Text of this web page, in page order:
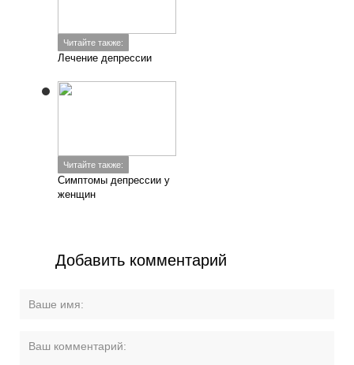
Читайте также:
Лечение депрессии
Читайте также:
Симптомы депрессии у
женщин
Добавить комментарий